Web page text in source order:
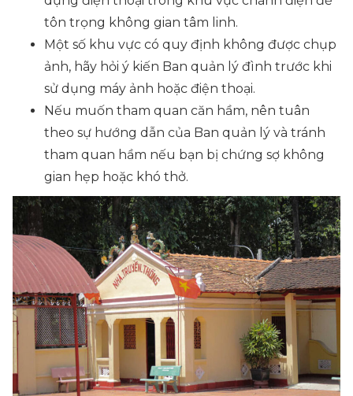
tôn trọng không gian tâm linh.
Một số khu vực có quy định không được chụp
ảnh, hãy hỏi ý kiến Ban quản lý đình trước khi
sử dụng máy ảnh hoặc điện thoại.
Nếu muốn tham quan căn hầm, nên tuân
theo sự hướng dẫn của Ban quản lý và tránh
tham quan hầm nếu bạn bị chứng sợ không
gian hẹp hoặc khó thở.